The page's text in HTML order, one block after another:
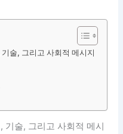
술, 그리고 사회적 메시지
술, 그리고 사회적 메시